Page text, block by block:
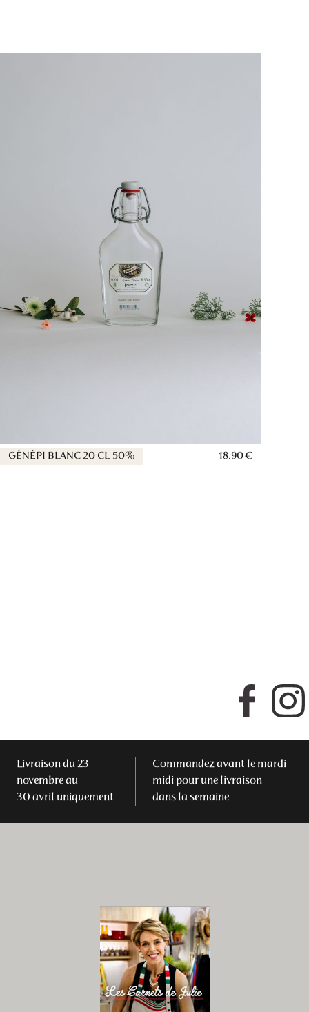
GÉNÉPI BLANC 20 CL 50% 18,90 €
Facebook
Livraison du 23
novembre au
30 avril uniquement
Commandez avant le mardi
midi pour une livraison
dans la semaine